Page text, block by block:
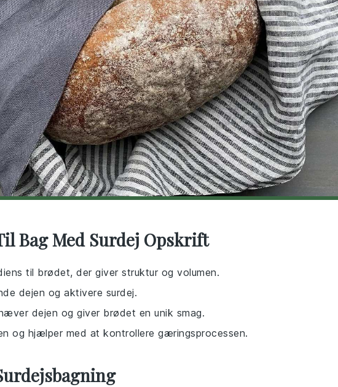
Bag Med Surdej Opskrift
til brødet, der giver struktur og volumen.
dejen og aktivere surdej.
dejen og giver brødet en unik smag.
og hjælper med at kontrollere gæringsprocessen.